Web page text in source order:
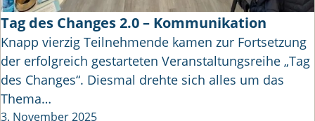
Tag des Changes 2.0 – Kommunikation
Knapp vierzig Teilnehmende kamen zur Fortsetzung
der erfolgreich gestarteten Veranstaltungsreihe „Tag
des Changes“. Diesmal drehte sich alles um das
Thema…
3. November 2025